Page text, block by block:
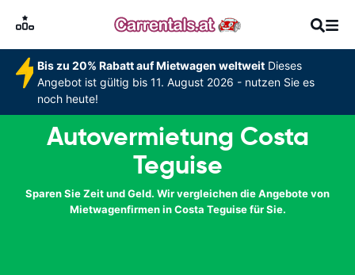
Bis zu 20% Rabatt auf Mietwagen weltweitDieses
Angebot ist gültig bis 11. August 2026 - nutzen Sie es
noch heute!
Autovermietung Costa
Teguise
Sparen Sie Zeit und Geld. Wir vergleichen die Angebote von
Mietwagenfirmen in Costa Teguise für Sie.